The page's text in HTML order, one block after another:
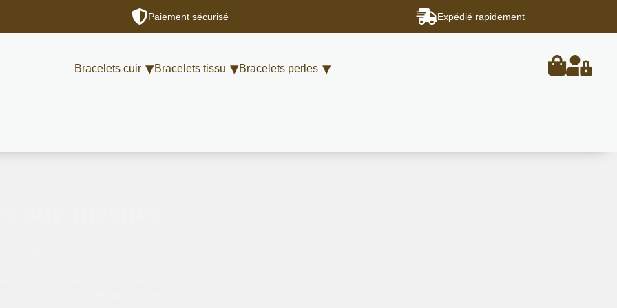
Paiement sécurisé Expédié rapidement
Bracelets cuir Bracelets tissu Bracelets perles